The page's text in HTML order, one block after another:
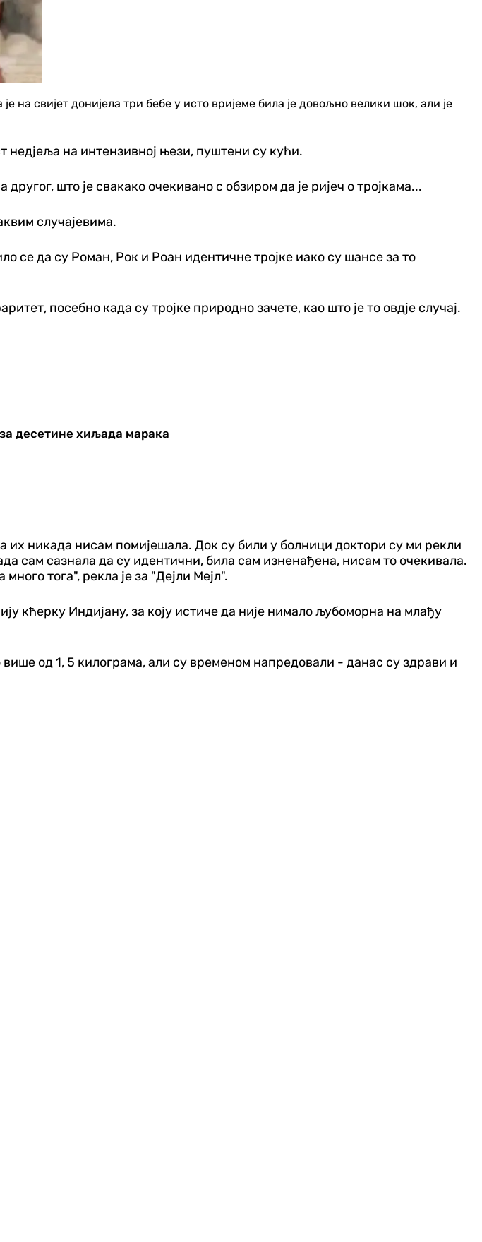
свијет донијела три бебе у исто вријеме била је довољно велики шок, али је
недјеља на интензивној њези, пуштени су кући.
што је свакако очекивано с обзиром да је ријеч о тројкама...
случајевима.
се да су Роман, Рок и Роан идентичне тројке иако су шансе за то
посебно када су тројке природно зачете, као што је то овдје случај.
десетине хиљада марака
их никада нисам помијешала. Док су били у болници доктори су ми рекли
сам сазнала да су идентични, била сам изненађена, нисам то очекивала.
тога", рекла је за "Дејли Мејл".
кћерку Индијану, за коју истиче да није нимало љубоморна на млађу
од 1, 5 килограма, али су временом напредовали - данас су здрави и